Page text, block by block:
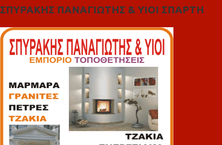
ΣΠΥΡΑΚΗΣ ΠΑΝΑΓΙΩΤΗΣ & YIOI ΣΠΑΡΤΗ